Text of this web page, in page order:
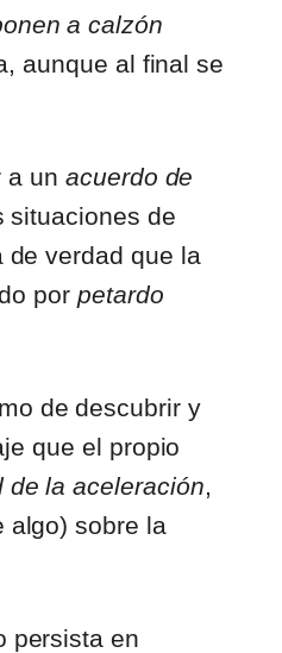
a calzón
aunque al final se
a unacuerdo de
situaciones de
de verdad que la
por petardo
de descubrir y
que el propio
de la aceleración,
algo) sobre la
persista en